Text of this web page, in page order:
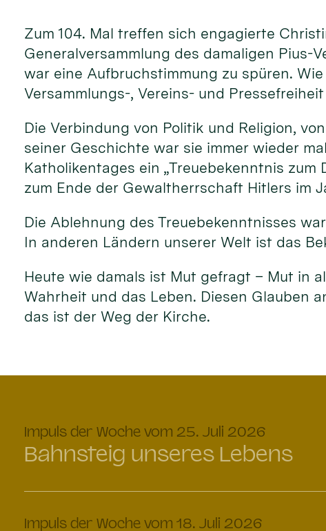
Zum 104. Mal treffen sich engagierte
Generalversammlung des damaligen Pius-
war eine Aufbruchstimmung zu spüren.
Versammlungs-, Vereins- und
Die Verbindung von Politik und Religion,
seiner Geschichte war sie immer wieder
Katholikentages ein „Treuebekenntnis
zum Ende der Gewaltherrschaft Hitlers im
Die Ablehnung des Treuebekenntnisses
In anderen Ländern unserer Welt ist das
Heute wie damals ist Mut gefragt – Mut in
Wahrheit und das Leben. Diesen Glauben
das ist der Weg der Kirche.
Impuls der Woche vom 25. Juli 2026
Bahnsteig unseres Lebens
Impuls der Woche vom 18. Juli 2026